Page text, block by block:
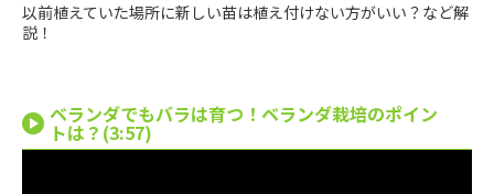
以前植えていた場所に新しい苗は植え付けない方がいい？など解
説！
ベランダでもバラは育つ！ベランダ栽培のポイン
トは？(3:57)